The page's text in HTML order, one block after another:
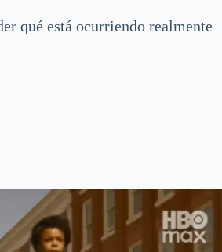
qué está ocurriendo realmente